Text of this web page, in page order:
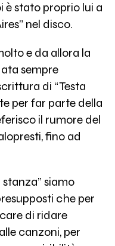
è stato proprio lui a
nel disco.
e da allora la
sempre
di “Testa
per far parte della
il rumore del
fino ad
stanza” siamo
che per
di ridare
canzoni, per